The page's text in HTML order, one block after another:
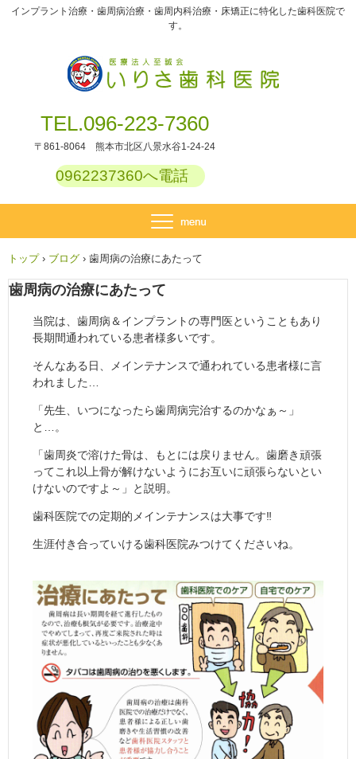
インプラント治療・歯周病治療・歯周内科治療・床矯正に特化した歯科医院で
す。
TEL.096-223-7360
〒861-8064 熊本市北区八景水谷1-24-24
0962237360へ電話
トップ › ブログ › 歯周病の治療にあたって
歯周病の治療にあたって
当院は、歯周病＆インプラントの専門医ということもあり
長期間通われている患者様多いです。
そんなある日、メインテナンスで通われている患者様に言
われました…
「先生、いつになったら歯周病完治するのかなぁ～」
と…。
「歯周炎で溶けた骨は、もとには戻りません。歯磨き頑張
ってこれ以上骨が解けないようにお互いに頑張らないとい
けないのですよ～」と説明。
歯科医院での定期的メインテナンスは大事です‼
生涯付き合っていける歯科医院みつけてくださいね。